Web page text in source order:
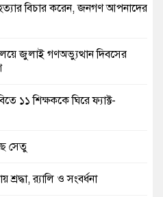
বিচার করেন, জনগণ আপনাদের
জুলাই গণঅভ্যুত্থান দিবসের
১১ শিক্ষককে ঘিরে ফ্যাক্ট-
সেতু
র‍্যালি ও সংবর্ধনা